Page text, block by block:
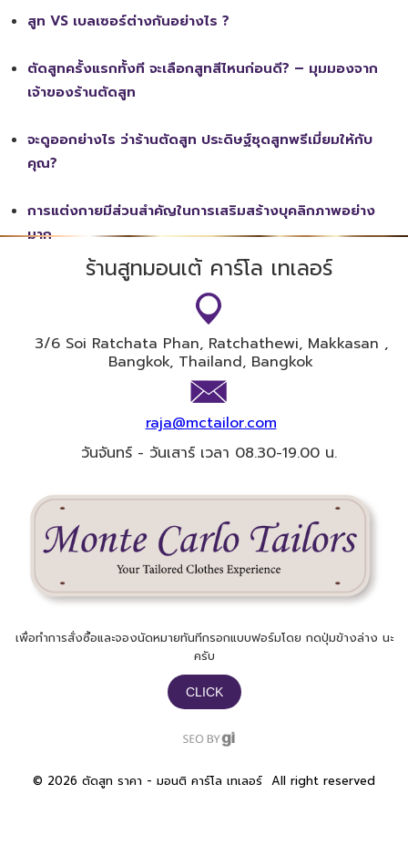
สูท VS เบลเซอร์ต่างกันอย่างไร ?
ตัดสูทครั้งแรกทั้งที จะเลือกสูทสีไหนก่อนดี? – มุมมองจาก
เจ้าของร้านตัดสูท
จะดูออกย่างไร ว่าร้านตัดสูท ประดิษฐ์ชุดสูทพรีเมี่ยมให้กับ
คุณ?
การแต่งกายมีส่วนสำคัญในการเสริมสร้างบุคลิกภาพอย่าง
มาก
ร้านสูทมอนเต้ คาร์โล เทเลอร์
3/6 Soi​ Ratchata Phan, Ratchathewi, Makkasan ,
Bangkok, Thailand, Bangkok
raja@mctailor.com
วันจันทร์ - วันเสาร์ เวลา 08.30-19.00 น.
เพื่อทำการสั่งซื้อและจองนัดหมายทันทีกรอกแบบฟอร์มโดย กดปุ่มข้างล่าง นะ
ครับ​
CLICK
© 2026 ตัดสูท ราคา - มอนติ คาร์โล เทเลอร์ ​ All right reserved